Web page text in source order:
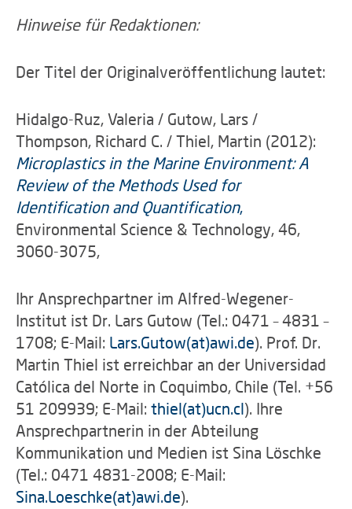
Hinweise für Redaktionen:
Der Titel der Originalveröffentlichung lautet:
Hidalgo-Ruz, Valeria / Gutow, Lars /
Thompson, Richard C. / Thiel, Martin (2012):
Microplastics in the Marine Environment: A
Review of the Methods Used for
Identification and Quantification,
Environmental Science & Technology, 46,
3060-3075,
Ihr Ansprechpartner im Alfred-Wegener-
Institut ist Dr. Lars Gutow (Tel.: 0471 – 4831 –
1708; E-Mail: Lars.Gutow(at)awi.de). Prof. Dr.
Martin Thiel ist erreichbar an der Universidad
Católica del Norte in Coquimbo, Chile (Tel. +56
51 209939; E-Mail: thiel(at)ucn.cl). Ihre
Ansprechpartnerin in der Abteilung
Kommunikation und Medien ist Sina Löschke
(Tel.: 0471 4831-2008; E-Mail:
Sina.Loeschke(at)awi.de).